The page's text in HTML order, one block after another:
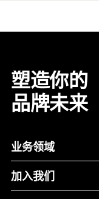
塑造你的
品牌未来
业务领域
加入我们